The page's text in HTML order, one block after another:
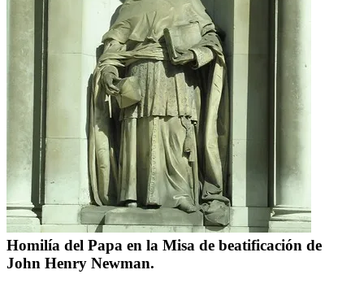
Homilía del Papa en la Misa de beatificación de
John Henry Newman.